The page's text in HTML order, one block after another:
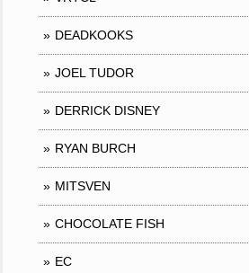
DEADKOOKS
JOEL TUDOR
DERRICK DISNEY
RYAN BURCH
MITSVEN
CHOCOLATE FISH
EC